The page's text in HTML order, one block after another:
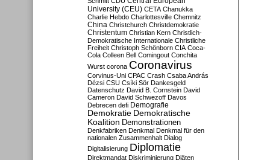
University (CEU) CETA Chanukka
Charlie Hebdo Charlottesville Chemnitz
China Christchurch Christdemokratie
Christentum Christian Kern Christlich-
Demokratische Internationale Christliche
Freiheit Christoph Schönborn CIA Coca-
Cola Colleen Bell Comingout Conchita
Wurst corona Coronavirus
Corvinus-Uni CPAC Crash Csaba András
Dézsi CSU Csíki Sör Dankesgeld
Datenschutz David B. Cornstein David
Cameron David Schwezoff Davos
Debrecen defi Demografie
Demokratie Demokratische
Koalition Demonstrationen
Denkfabriken Denkmal Denkmal für den
nationalen Zusammenhalt Dialog
Digitalisierung Diplomatie
Direktmandat Diskriminierung Diäten